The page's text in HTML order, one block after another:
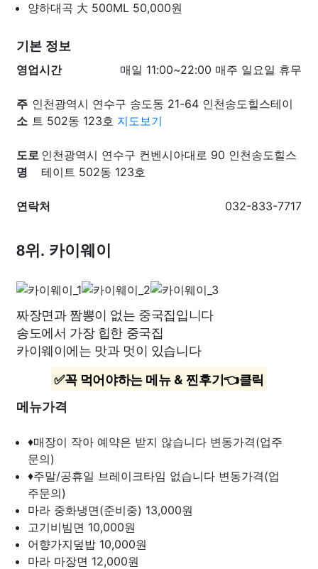
양하대곡 大 500ML 50,000원
기본 정보
영업시간
매일 11:00~22:00 매주 일요일 휴무
주
소
인천광역시 연수구 송도동 21-64 인천송도힐스테이
트 502동 123호 지도보기
도로
명
인천광역시 연수구 컨벤시아대로 90 인천송도힐스
테이트 502동 123호
연락처 032-833-7717
8위. 카이웨이
짜장면과 짬뽕이 없는 중국집입니다
송도에서 가장 힙한 중국집
카이웨이에는 맛과 멋이 있습니다
✅꼭 먹어야하는 메뉴 & 찐후기👈클릭
메뉴가격
♦️매장이 작아 예약은 받지 않습니다 변동가격(업주
문의)
♦️주말/공휴일 브레이크타임 없습니다 변동가격(업
주문의)
마라 중화냉면(준비중) 13,000원
고기비빔면 10,000원
어향가지덮밥 10,000원
마라 마장면 12,000원